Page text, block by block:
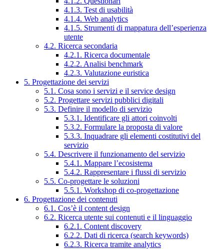
4.1.3. Test di usabilità
4.1.4. Web analytics
4.1.5. Strumenti di mappatura dell’esperienza
utente
4.2. Ricerca secondaria
4.2.1. Ricerca documentale
4.2.2. Analisi benchmark
4.2.3. Valutazione euristica
5. Progettazione dei servizi
5.1. Cosa sono i servizi e il service design
5.2. Progettare servizi pubblici digitali
5.3. Definire il modello di servizio
5.3.1. Identificare gli attori coinvolti
5.3.2. Formulare la proposta di valore
5.3.3. Inquadrare gli elementi costitutivi del
servizio
5.4. Descrivere il funzionamento del servizio
5.4.1. Mappare l’ecosistema
5.4.2. Rappresentare i flussi di servizio
5.5. Co-progettare le soluzioni
5.5.1. Workshop di co-progettazione
6. Progettazione dei contenuti
6.1. Cos’è il content design
6.2. Ricerca utente sui contenuti e il linguaggio
6.2.1. Content discovery
6.2.2. Dati di ricerca (search keywords)
6.2.3. Ricerca tramite analytics